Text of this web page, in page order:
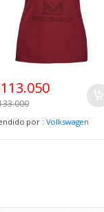
113.050
por : Volkswagen